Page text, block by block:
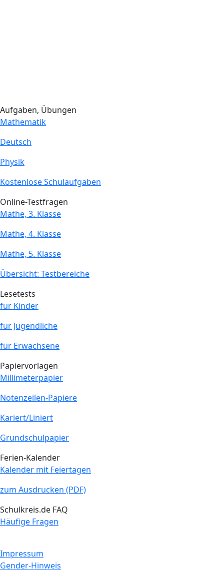
Aufgaben, Übungen
Mathematik
Deutsch
Physik
Kostenlose Schulaufgaben
Online-Testfragen
Mathe, 3. Klasse
Mathe, 4. Klasse
Mathe, 5. Klasse
Übersicht: Testbereiche
Lesetests
für Kinder
für Jugendliche
für Erwachsene
Papiervorlagen
Millimeterpapier
Notenzeilen-Papiere
Kariert/Liniert
Grundschulpapier
Ferien-Kalender
Kalender mit Feiertagen
zum Ausdrucken (PDF)
Schulkreis.de FAQ
Häufige Fragen
Impressum
Gender-Hinweis